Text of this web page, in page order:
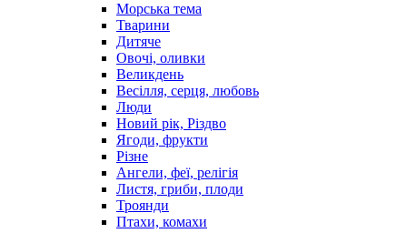
Морська тема
Тварини
Дитяче
Овочі, оливки
Великдень
Весілля, серця, любовь
Люди
Новий рік, Різдво
Ягоди, фрукти
Різне
Ангели, феї, релігія
Листя, гриби, плоди
Троянди
Птахи, комахи